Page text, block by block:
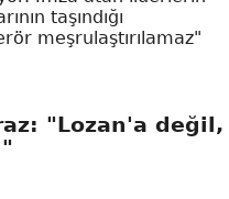
taşındığı
meşrulaştırılamaz"
"Lozan'a değil,